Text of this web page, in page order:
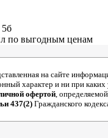
по выгодным ценам
на сайте
характер и ни при каких
офертой,
437(2) Гражданского